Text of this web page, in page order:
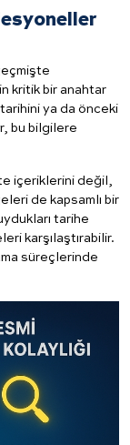
kritik bir anahtar
ya da önceki
bu bilgilere
içeriklerini değil,
de kapsamlı bir
tarihe
karşılaştırabilir.
süreçlerinde